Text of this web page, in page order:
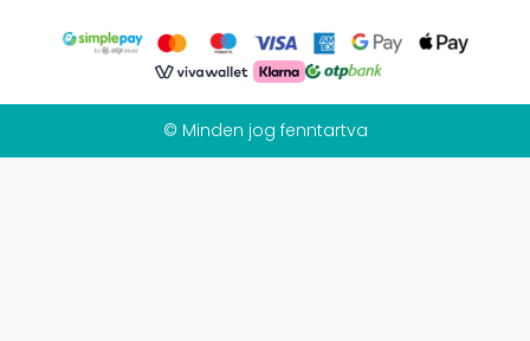
© Minden jog fenntartva